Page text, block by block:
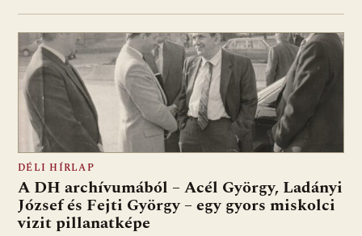
DÉLI HÍRLAP
A DH archívumából – Acél György, Ladányi
József és Fejti György – egy gyors miskolci
vizit pillanatképe